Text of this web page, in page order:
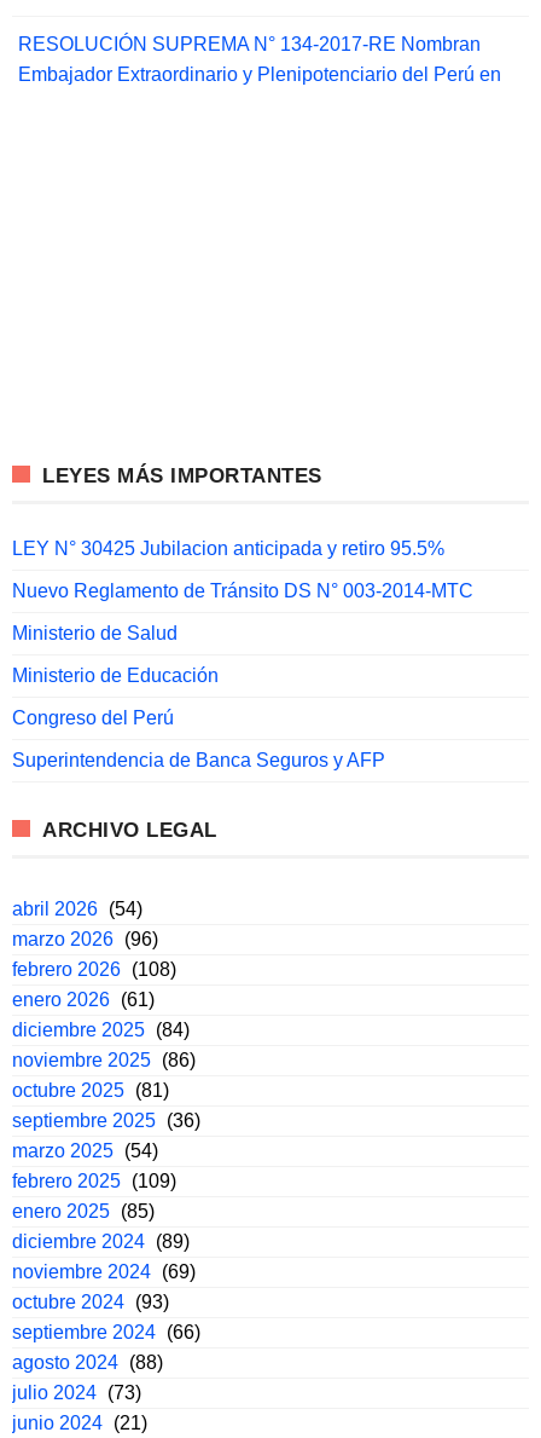
RESOLUCIÓN SUPREMA N° 134-2017-RE Nombran
Embajador Extraordinario y Plenipotenciario del Perú en
LEYES MÁS IMPORTANTES
LEY N° 30425 Jubilacion anticipada y retiro 95.5%
Nuevo Reglamento de Tránsito DS N° 003-2014-MTC
Ministerio de Salud
Ministerio de Educación
Congreso del Perú
Superintendencia de Banca Seguros y AFP
ARCHIVO LEGAL
abril 2026 (54)
marzo 2026 (96)
febrero 2026 (108)
enero 2026 (61)
diciembre 2025 (84)
noviembre 2025 (86)
octubre 2025 (81)
septiembre 2025 (36)
marzo 2025 (54)
febrero 2025 (109)
enero 2025 (85)
diciembre 2024 (89)
noviembre 2024 (69)
octubre 2024 (93)
septiembre 2024 (66)
agosto 2024 (88)
julio 2024 (73)
junio 2024 (21)